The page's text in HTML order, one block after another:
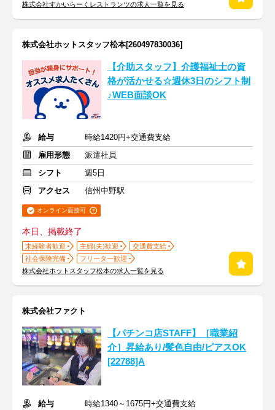
株式会社すかいらーくレストランツの求人一覧を見る
株式会社ホットスタッフ松本[260497830036]
【介助スタッフ】介護福祉士の資
格が活かせる☆週休3日のシフト制
♪WEB面談OK
給与
時給1420円+交通費支給
雇用形態
派遣社員
シフト
週5日
アクセス
信州中野駅
オンライン面接可
本日、掲載終了
未経験者歓迎 主婦(夫)歓迎
交通費支給
社会保険完備
フリーター歓迎
株式会社ホットスタッフ松本の求人一覧を見る
株式会社ファクト
【パチンコ店STAFF】［職業紹
介］昇給あり/髪色自由/ピアスOK
[22788]A
給与
時給1340～1675円+交通費支給